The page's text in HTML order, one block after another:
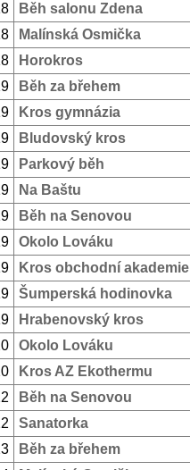
Běh salonu Zdena
Malínská Osmička
Horokros
Běh za břehem
Kros gymnázia
Bludovský kros
Parkový běh
Na Baštu
Běh na Senovou
Okolo Lováku
Kros obchodní akademie
Šumperská hodinovka
Hrabenovský kros
Okolo Lováku
Kros AZ Ekothermu
Běh na Senovou
Sanatorka
Běh za břehem